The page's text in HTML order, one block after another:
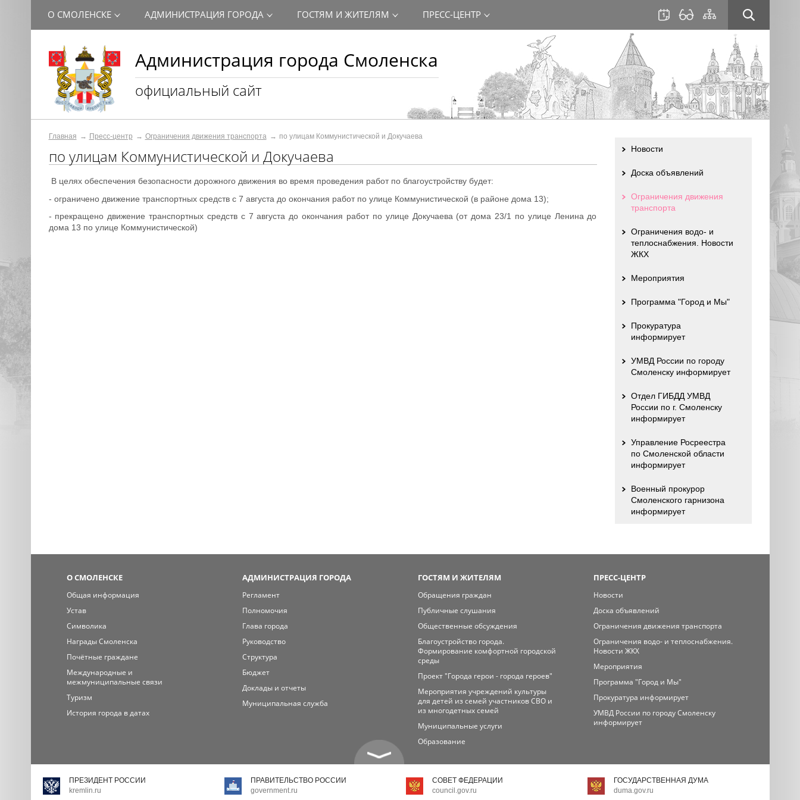
Администрация города Смоленска
официальный сайт
О СМОЛЕНСКЕ АДМИНИСТРАЦИЯ ГОРОДА ГОСТЯМ И ЖИТЕЛЯМ ПРЕСС-ЦЕНТР
Главная Пресс-центр Ограничения движения транспорта по улицам Коммунистической и Докучаева
по улицам Коммунистической и Докучаева
В целях обеспечения безопасности дорожного движения во время проведения работ по благоустройству будет:
- ограничено движение транспортных средств с 7 августа до окончания работ по улице Коммунистической (в районе дома 13);
- прекращено движение транспортных средств с 7 августа до окончания работ по улице Докучаева (от дома 23/1 по улице Ленина до
дома 13 по улице Коммунистической)
Новости
Доска объявлений
Ограничения движения
транспорта
Ограничения водо- и
теплоснабжения. Новости
ЖКХ
Мероприятия
Программа "Город и Мы"
Прокуратура
информирует
УМВД России по городу
Смоленску информирует
Отдел ГИБДД УМВД
России по г. Смоленску
информирует
Управление Росреестра
по Смоленской области
информирует
Военный прокурор
Смоленского гарнизона
информирует
О СМОЛЕНСКЕ
Общая информация
Устав
Символика
Награды Смоленска
Почётные граждане
Международные и
межмуниципальные связи
Туризм
История города в датах
АДМИНИСТРАЦИЯ ГОРОДА
Регламент
Полномочия
Глава города
Руководство
Структура
Бюджет
Доклады и отчеты
Муниципальная служба
ГОСТЯМ И ЖИТЕЛЯМ
Обращения граждан
Публичные слушания
Общественные обсуждения
Благоустройство города.
Формирование комфортной городской
среды
Проект "Города герои - города героев"
Мероприятия учреждений культуры
для детей из семей участников СВО и
из многодетных семей
Муниципальные услуги
Образование
ПРЕСС-ЦЕНТР
Новости
Доска объявлений
Ограничения движения транспорта
Ограничения водо- и теплоснабжения.
Новости ЖКХ
Мероприятия
Программа "Город и Мы"
Прокуратура информирует
УМВД России по городу Смоленску
информирует
ПРЕЗИДЕНТ РОССИИ
kremlin.ru
ПРАВИТЕЛЬСТВО РОССИИ
government.ru
СОВЕТ ФЕДЕРАЦИИ
council.gov.ru
ГОСУДАРСТВЕННАЯ ДУМА
duma.gov.ru